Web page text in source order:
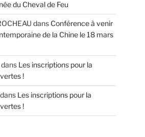
du Cheval de Feu
dans Conférence à venir
de la Chine le 18 mars
Les inscriptions pour la
!
Les inscriptions pour la
!